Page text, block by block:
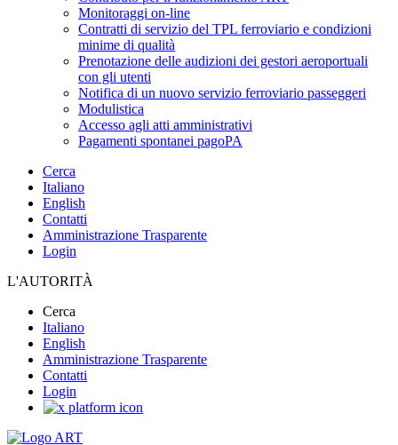
Monitoraggi on-line
Contratti di servizio del TPL ferroviario e condizioni
minime di qualità
Prenotazione delle audizioni dei gestori aeroportuali
con gli utenti
Notifica di un nuovo servizio ferroviario passeggeri
Modulistica
Accesso agli atti amministrativi
Pagamenti spontanei pagoPA
Cerca
Italiano
English
Contatti
Amministrazione Trasparente
Login
L'AUTORITÀ
Cerca
Italiano
English
Amministrazione Trasparente
Contatti
Login